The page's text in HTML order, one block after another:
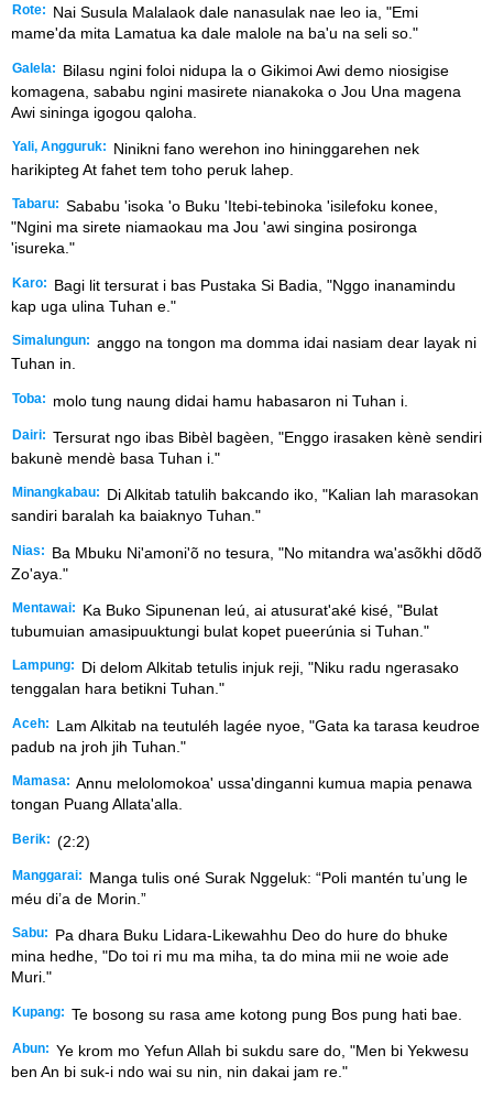
Rote:
Nai Susula Malalaok dale nanasulak nae leo ia, "Emi
mame'da mita Lamatua ka dale malole na ba'u na seli so."
Galela:
Bilasu ngini foloi nidupa la o Gikimoi Awi demo niosigise
komagena, sababu ngini masirete nianakoka o Jou Una magena
Awi sininga igogou qaloha.
Yali, Angguruk:
Ninikni fano werehon ino hininggarehen nek
harikipteg At fahet tem toho peruk lahep.
Tabaru: Sababu 'isoka 'o Buku 'Itebi-tebinoka 'isilefoku konee,
"Ngini ma sirete niamaokau ma Jou 'awi singina posironga
'isureka."
Karo:
Bagi lit tersurat i bas Pustaka Si Badia, "Nggo inanamindu
kap uga ulina Tuhan e."
Simalungun: anggo na tongon ma domma idai nasiam dear layak ni
Tuhan in.
Toba: molo tung naung didai hamu habasaron ni Tuhan i.
Dairi: Tersurat ngo ibas Bibèl bagèen, "Enggo irasaken kènè sendiri
bakunè mendè basa Tuhan i."
Minangkabau:
Di Alkitab tatulih bakcando iko, "Kalian lah marasokan
sandiri baralah ka baiaknyo Tuhan."
Nias:
Ba Mbuku Ni'amoni'õ no tesura, "No mitandra wa'asõkhi dõdõ
Zo'aya."
Mentawai:
Ka Buko Sipunenan leú, ai atusurat'aké kisé, "Bulat
tubumuian amasipuuktungi bulat kopet pueerúnia si Tuhan."
Lampung:
Di delom Alkitab tetulis injuk reji, "Niku radu ngerasako
tenggalan hara betikni Tuhan."
Aceh:
Lam Alkitab na teutuléh lagée nyoe, "Gata ka tarasa keudroe
padub na jroh jih Tuhan."
Mamasa: Annu melolomokoa' ussa'dinganni kumua mapia penawa
tongan Puang Allata'alla.
Berik: (2:2)
Manggarai:
Manga tulis oné Surak Nggeluk: “Poli mantén tu’ung le
méu di’a de Morin.”
Sabu:
Pa dhara Buku Lidara-Likewahhu Deo do hure do bhuke
mina hedhe, "Do toi ri mu ma miha, ta do mina mii ne woie ade
Muri."
Kupang: Te bosong su rasa ame kotong pung Bos pung hati bae.
Abun: Ye krom mo Yefun Allah bi sukdu sare do, "Men bi Yekwesu
ben An bi suk-i ndo wai su nin, nin dakai jam re."